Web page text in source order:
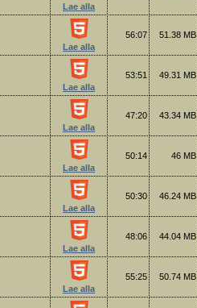
Lae alla
Lae alla
56:07 51.38 MB
Lae alla
53:51 49.31 MB
Lae alla
47:20 43.34 MB
Lae alla
50:14 46 MB
Lae alla
50:30 46.24 MB
Lae alla
48:06 44.04 MB
Lae alla
55:25 50.74 MB